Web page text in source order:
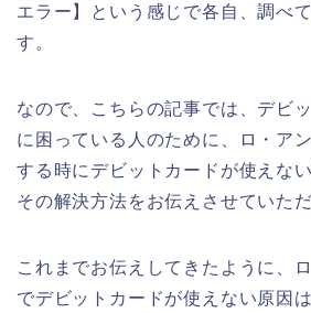
エラー】という感じで各自、調べ
す。
なので、こちらの記事では、デビ
に困っている人のために、ロ・ア
する時にデビットカードが使えな
その解決方法をお伝えさせていた
これまでお伝えしてきたように、
でデビットカードが使えない原因